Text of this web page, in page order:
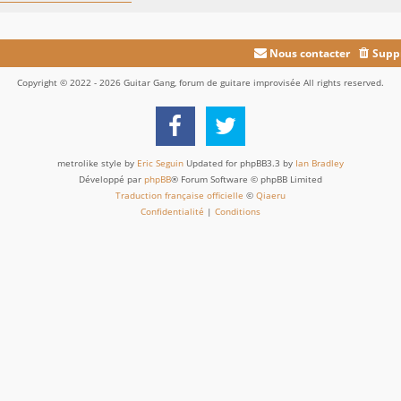
Nous contacter
Copyright © 2022 - 2026 Guitar Gang, forum de guitare improvisée All rights reserved.
metrolike style by Eric Seguin Updated for phpBB3.3 by Ian Bradley
Développé par phpBB® Forum Software © phpBB Limited
Traduction française officielle © Qiaeru
Confidentialité | Conditions